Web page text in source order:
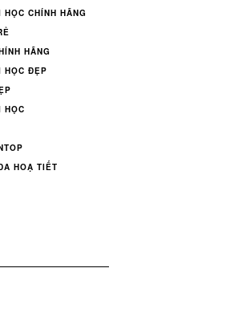
CHÍNH HÃNG
HÃNG
HỌC ĐẸP
HỌC
HOẠ TIẾT